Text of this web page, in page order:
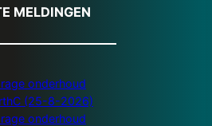
MELDINGEN
onderhoud
(25-8-2026)
onderhoud